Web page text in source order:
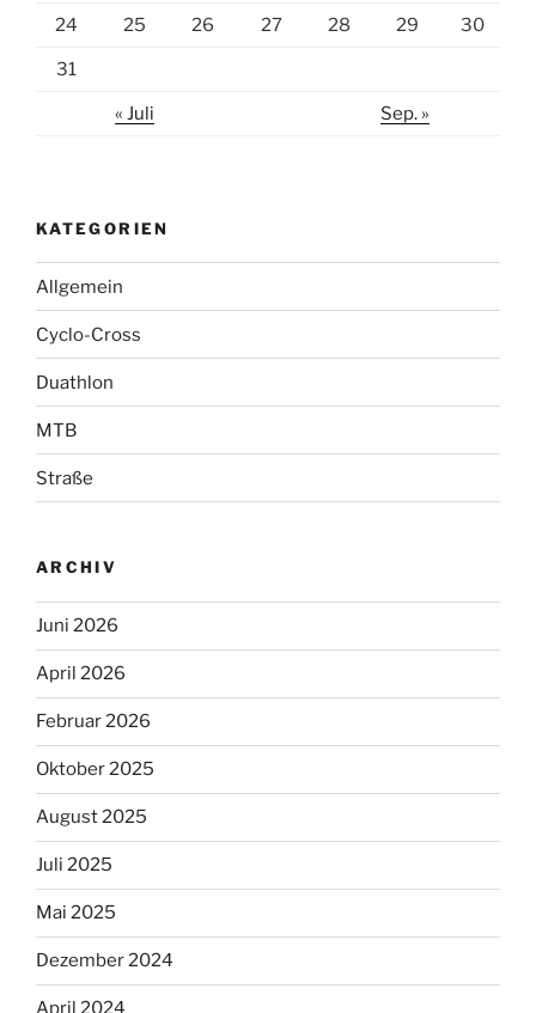
24 25 26 27 28 29 30
31
« Juli Sep. »
KATEGORIEN
Allgemein
Cyclo-Cross
Duathlon
MTB
Straße
ARCHIV
Juni 2026
April 2026
Februar 2026
Oktober 2025
August 2025
Juli 2025
Mai 2025
Dezember 2024
April 2024